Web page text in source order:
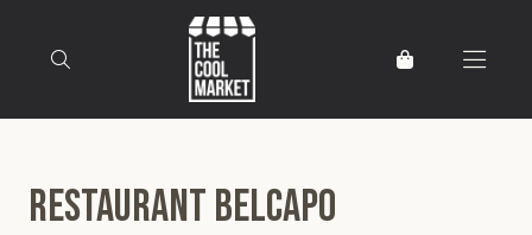
Restaurant Belcapo